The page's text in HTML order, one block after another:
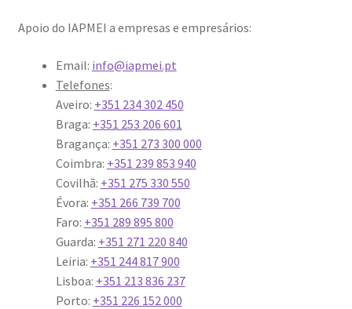
Apoio do IAPMEI a empresas e empresários:
Email: info@iapmei.pt
Telefones:
Aveiro: +351 234 302 450
Braga: +351 253 206 601
Bragança: +351 273 300 000
Coimbra: +351 239 853 940
Covilhã: +351 275 330 550
Évora: +351 266 739 700
Faro: +351 289 895 800
Guarda: +351 271 220 840
Leiria: +351 244 817 900
Lisboa: +351 213 836 237
Porto: +351 226 152 000